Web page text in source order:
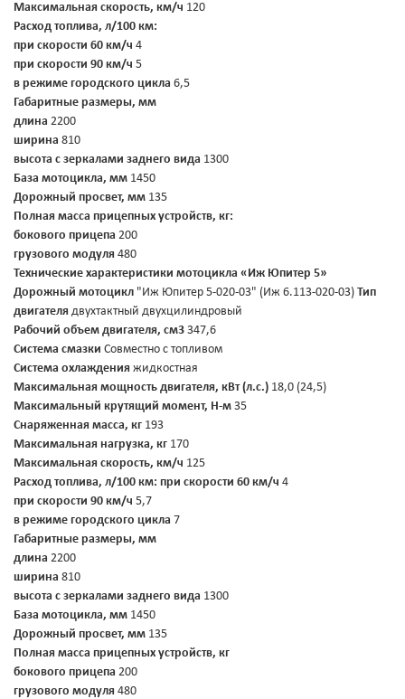
Максимальная скорость, км/ч 120
Расход топлива, л/100 км:
при скорости 60 км/ч 4
при скорости 90 км/ч 5
в режиме городского цикла 6,5
Габаритные размеры, мм
длина 2200
ширина 810
высота с зеркалами заднего вида 1300
База мотоцикла, мм 1450
Дорожный просвет, мм 135
Полная масса прицепных устройств, кг:
бокового прицепа 200
грузового модуля 480
Технические характеристики мотоцикла «Иж Юпитер 5»
Дорожный мотоцикл "Иж Юпитер 5-020-03" (Иж 6.113-020-03) Тип
двигателя двухтактный двухцилиндровый
Рабочий объем двигателя, см3 347,6
Система смазки Совместно с топливом
Система охлаждения жидкостная
Максимальная мощность двигателя, кВт (л.с.) 18,0 (24,5)
Максимальный крутящий момент, Н-м 35
Снаряженная масса, кг 193
Максимальная нагрузка, кг 170
Максимальная скорость, км/ч 125
Расход топлива, л/100 км: при скорости 60 км/ч 4
при скорости 90 км/ч 5,7
в режиме городского цикла 7
Габаритные размеры, мм
длина 2200
ширина 810
высота с зеркалами заднего вида 1300
База мотоцикла, мм 1450
Дорожный просвет, мм 135
Полная масса прицепных устройств, кг
бокового прицепа 200
грузового модуля 480